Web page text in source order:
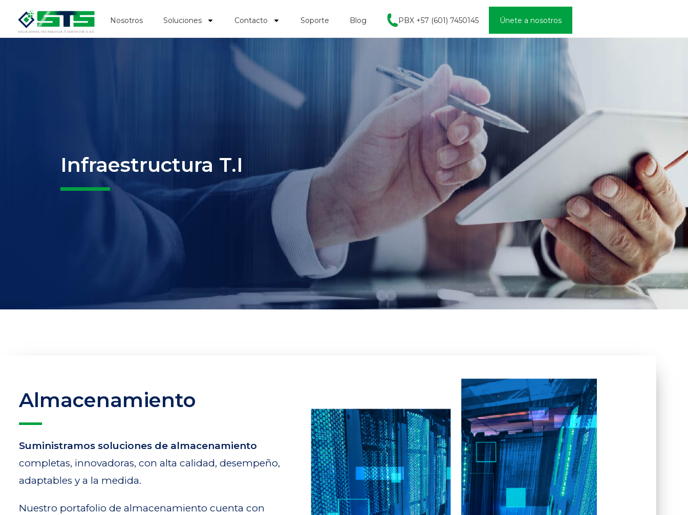
Nosotros Soluciones Contacto Soporte Blog PBX +57 (601) 7450145 Únete a nosotros
Infraestructura T.I
Almacenamiento
Suministramos soluciones de almacenamiento
completas, innovadoras, con alta calidad, desempeño,
adaptables y a la medida.
Nuestro portafolio de almacenamiento cuenta con